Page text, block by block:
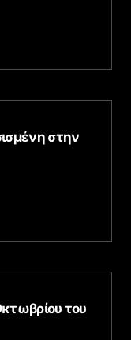
στην
του